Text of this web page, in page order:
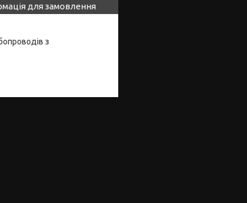
для замовлення
з